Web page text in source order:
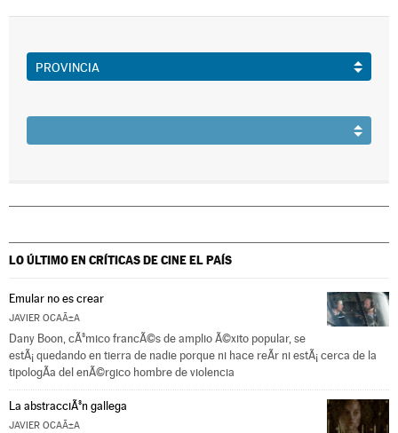
LO ÚLTIMO EN CRÍTICAS DE CINEEL PAÍS
Emular no es crear
JAVIER OCAÃ±A
Dany Boon, cÃ³mico francÃ©s de amplio Ã©xito popular, se
estÃ¡ quedando en tierra de nadie porque ni hace reÃ­r ni estÃ¡ cerca de la
tipologÃ­a del enÃ©rgico hombre de violencia
La abstracciÃ³n gallega
JAVIER OCAÃ±A